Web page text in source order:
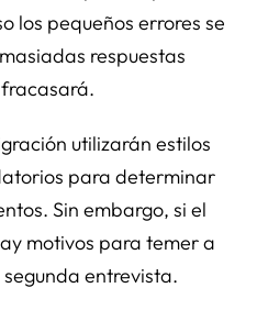
los pequeños errores se
respuestas
utilizarán estilos
para determinar
Sin embargo, si el
motivos para temer a
entrevista.